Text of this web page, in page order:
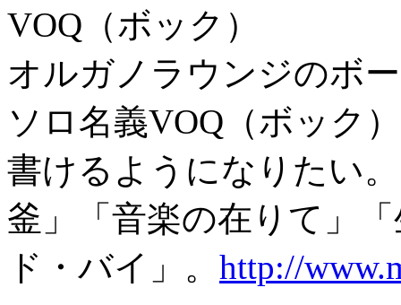
VOQ（ボック）
オルガノラウンジのボ
ソロ名義VOQ（ボック
書けるようになりたい
釜」「音楽の在りて」
ド・バイ」。 http://